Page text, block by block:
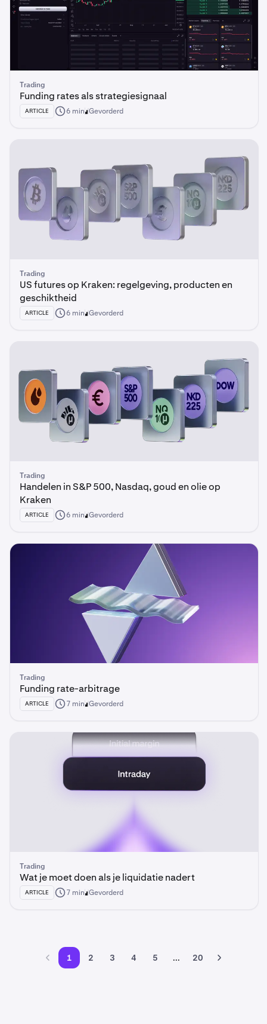
Trading
Funding rates als strategiesignaal
ARTICLE 6 min Gevorderd
Trading
US futures op Kraken: regelgeving, producten en
geschiktheid
ARTICLE 6 min Gevorderd
Trading
Handelen in S&P 500, Nasdaq, goud en olie op
Kraken
ARTICLE 6 min Gevorderd
Trading
Funding rate-arbitrage
ARTICLE 7 min Gevorderd
Trading
Wat je moet doen als je liquidatie nadert
ARTICLE 7 min Gevorderd
1 2 3 4 5 ... 20